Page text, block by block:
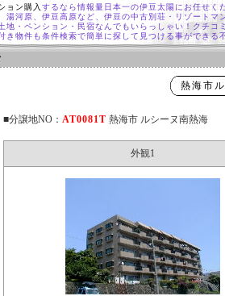
ョン購入 するなら情報量日本一の伊豆太陽にお任せく
湯河原、伊豆高原など、伊豆の中古別荘・リゾートマ
地・ペンション・民宿なんでもいらっしゃい！クチコ
き物件も条件検索で簡単に探して見つける事ができる
熱海市
■分譲地NO： AT0081T 熱海市 ルシーヌ南熱海
外観1